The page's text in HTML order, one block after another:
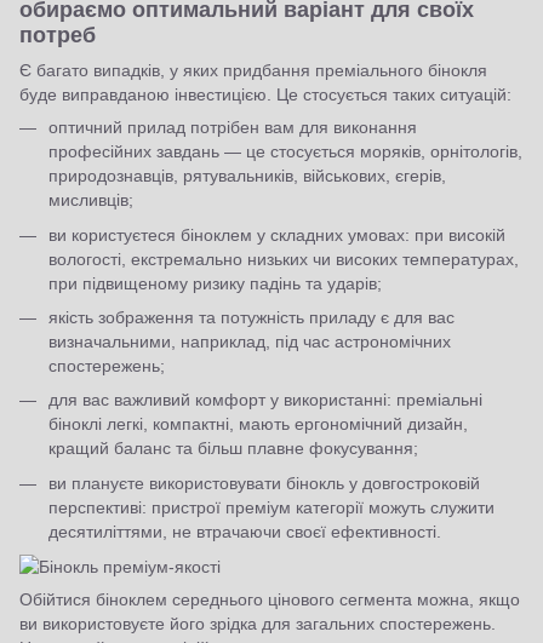
обираємо оптимальний варіант для своїх
потреб
Є багато випадків, у яких придбання преміального бінокля
буде виправданою інвестицією. Це стосується таких ситуацій:
оптичний прилад потрібен вам для виконання
професійних завдань — це стосується моряків, орнітологів,
природознавців, рятувальників, військових, єгерів,
мисливців;
ви користуєтеся біноклем у складних умовах: при високій
вологості, екстремально низьких чи високих температурах,
при підвищеному ризику падінь та ударів;
якість зображення та потужність приладу є для вас
визначальними, наприклад, під час астрономічних
спостережень;
для вас важливий комфорт у використанні: преміальні
біноклі легкі, компактні, мають ергономічний дизайн,
кращий баланс та більш плавне фокусування;
ви плануєте використовувати бінокль у довгостроковій
перспективі: пристрої преміум категорії можуть служити
десятиліттями, не втрачаючи своєї ефективності.
Обійтися біноклем середнього цінового сегмента можна, якщо
ви використовуєте його зрідка для загальних спостережень.